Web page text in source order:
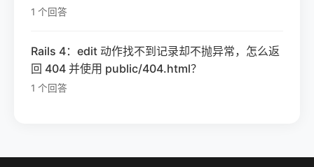
1 个回答
Rails 4：edit 动作找不到记录却不抛异常，怎么返
回 404 并使用 public/404.html？
1 个回答